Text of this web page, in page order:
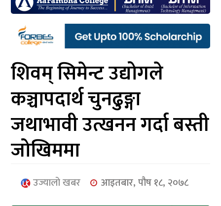
सेरोफेरो
समाचार
आर्थिक
मनोरञ्जन
खेलकुद
अन्तर्राष्ट्रिय/
युनिकोड
शिवम् सिमेन्ट उद्योगले
कञ्चापदार्थ चुनढुङ्गा
जथाभावी उत्खनन गर्दा बस्ती
जोखिममा
उज्यालो खबर आइतबार, पौष १८, २०७८